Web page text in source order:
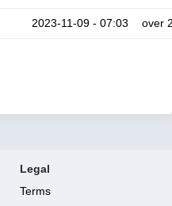
2023-11-09 - 07:03 over
Legal
Terms